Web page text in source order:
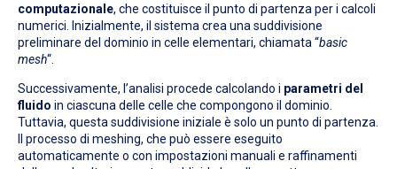
computazionale, che costituisce il punto di partenza per i calcoli
numerici. Inizialmente, il sistema crea una suddivisione
preliminare del dominio in celle elementari, chiamata “basic
mesh“.
Successivamente, l’analisi procede calcolando i parametri del
fluido in ciascuna delle celle che compongono il dominio.
Tuttavia, questa suddivisione iniziale è solo un punto di partenza.
Il processo di meshing, che può essere eseguito
automaticamente o con impostazioni manuali e raffinamenti